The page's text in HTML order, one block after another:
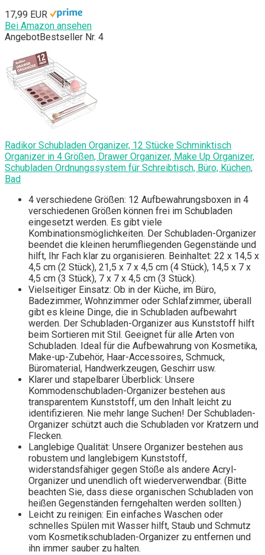
17,99 EUR
Bei Amazon ansehen
AngebotBestseller Nr. 4
Radikor Schubladen Organizer, 12 Stücke Schminktisch
Organizer in 4 Größen, Drawer Organizer, Make Up Organizer,
Schubladen Ordnungssystem für Schreibtisch, Büro, Küchen,
Bad
4 verschiedene Größen: 12 Aufbewahrungsboxen in 4
verschiedenen Größen können frei im Schubladen
eingesetzt werden. Es gibt viele
Kombinationsmöglichkeiten. Der Schubladen-Organizer
beendet die kleinen herumfliegenden Gegenstände und
hilft, Ihr Fach klar zu organisieren. Beinhaltet: 22 x 14,5 x
4,5 cm (2 Stück), 21,5 x 7 x 4,5 cm (4 Stück), 14,5 x 7 x
4,5 cm (3 Stück), 7 x 7 x 4,5 cm (3 Stück).
Vielseitiger Einsatz: Ob in der Küche, im Büro,
Badezimmer, Wohnzimmer oder Schlafzimmer, überall
gibt es kleine Dinge, die in Schubladen aufbewahrt
werden. Der Schubladen-Organizer aus Kunststoff hilft
beim Sortieren mit Stil. Geeignet für alle Arten von
Schubladen. Ideal für die Aufbewahrung von Kosmetika,
Make-up-Zubehör, Haar-Accessoires, Schmuck,
Büromaterial, Handwerkzeugen, Geschirr usw.
Klarer und stapelbarer Überblick: Unsere
Kommodenschubladen-Organizer bestehen aus
transparentem Kunststoff, um den Inhalt leicht zu
identifizieren. Nie mehr lange Suchen! Der Schubladen-
Organizer schützt auch die Schubladen vor Kratzern und
Flecken.
Langlebige Qualität: Unsere Organizer bestehen aus
robustem und langlebigem Kunststoff,
widerstandsfähiger gegen Stöße als andere Acryl-
Organizer und unendlich oft wiederverwendbar. (Bitte
beachten Sie, dass diese organischen Schubladen von
heißen Gegenständen ferngehalten werden sollten.)
Leicht zu reinigen: Ein einfaches Waschen oder
schnelles Spülen mit Wasser hilft, Staub und Schmutz
vom Kosmetikschubladen-Organizer zu entfernen und
ihn immer sauber zu halten.